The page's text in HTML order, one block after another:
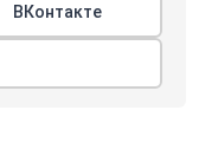
ВКонтакте